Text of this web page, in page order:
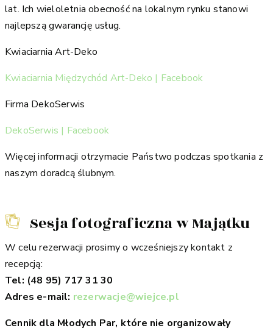
lat. Ich wieloletnia obecność na lokalnym rynku stanowi
najlepszą gwarancję usług.
Kwiaciarnia Art-Deko
Kwiaciarnia Międzychód Art-Deko | Facebook
Firma DekoSerwis
DekoSerwis | Facebook
Więcej informacji otrzymacie Państwo podczas spotkania z
naszym doradcą ślubnym.
Sesja fotograficzna w Majątku
W celu rezerwacji prosimy o wcześniejszy kontakt z
recepcją:
Tel: (48 95) 717 31 30
Adres e-mail: rezerwacje@wiejce.pl
Cennik dla Młodych Par, które nie organizowały